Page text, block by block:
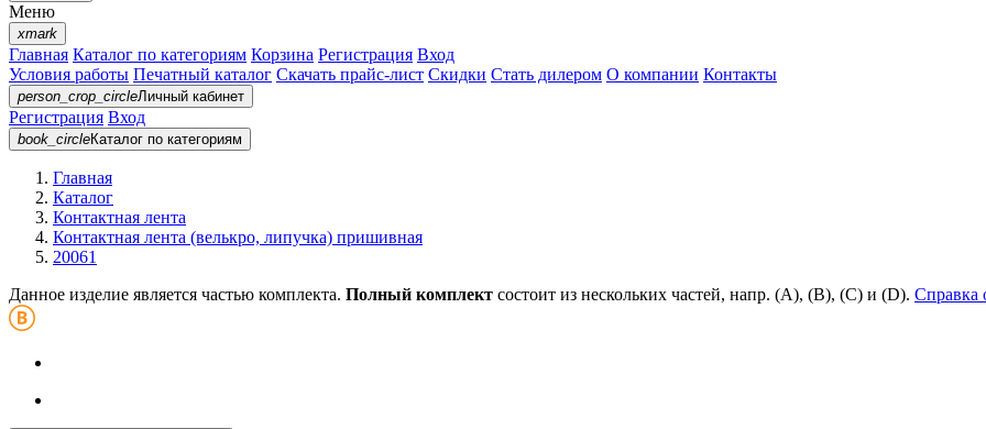
Меню
xmark
Главная Каталог по категориям Корзина Регистрация Вход
Условия работы Печатный каталог Скачать прайс-лист Скидки Стать дилером О компании Контакты
person_crop_circleЛичный кабинет
Регистрация Вход
book_circleКаталог по категориям
Главная
Каталог
Контактная лента
Контактная лента (велькро, липучка) пришивная
20061
Данное изделие является частью комплекта. Полный комплект состоит из нескольких частей, напр. (А), (B), (С) и (D). Справка